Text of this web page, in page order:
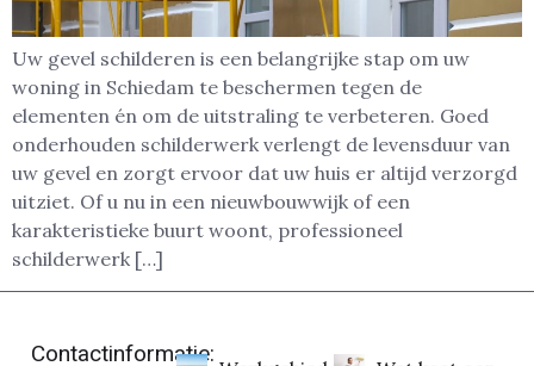
Uw gevel schilderen is een belangrijke stap om uw
woning in Schiedam te beschermen tegen de
elementen én om de uitstraling te verbeteren. Goed
onderhouden schilderwerk verlengt de levensduur van
uw gevel en zorgt ervoor dat uw huis er altijd verzorgd
uitziet. Of u nu in een nieuwbouwwijk of een
karakteristieke buurt woont, professioneel
schilderwerk […]
Contactinformatie: